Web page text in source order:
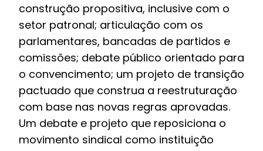
construção propositiva, inclusive com o
setor patronal; articulação com os
parlamentares, bancadas de partidos e
comissões; debate público orientado para
o convencimento; um projeto de transição
pactuado que construa a reestruturação
com base nas novas regras aprovadas.
Um debate e projeto que reposiciona o
movimento sindical como instituição